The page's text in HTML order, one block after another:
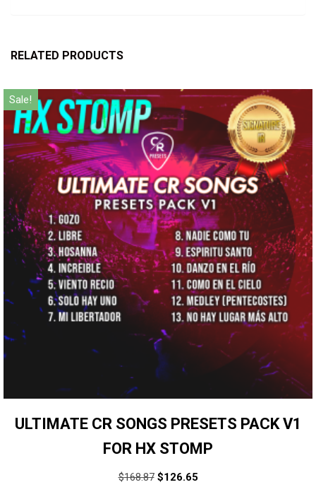
RELATED PRODUCTS
Sale!
ULTIMATE CR SONGS PRESETS PACK V1
FOR HX STOMP
$168.87 $126.65